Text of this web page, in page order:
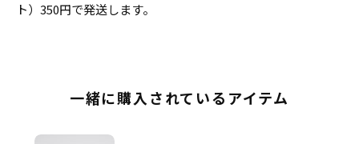
ト）350円で発送します。
一緒に購入されているアイテム